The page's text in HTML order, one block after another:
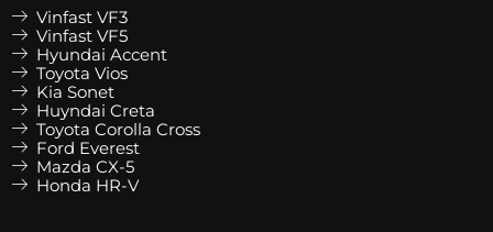
Vinfast VF3
Vinfast VF5
Hyundai Accent
Toyota Vios
Kia Sonet
Huyndai Creta
Toyota Corolla Cross
Ford Everest
Mazda CX-5
Honda HR-V